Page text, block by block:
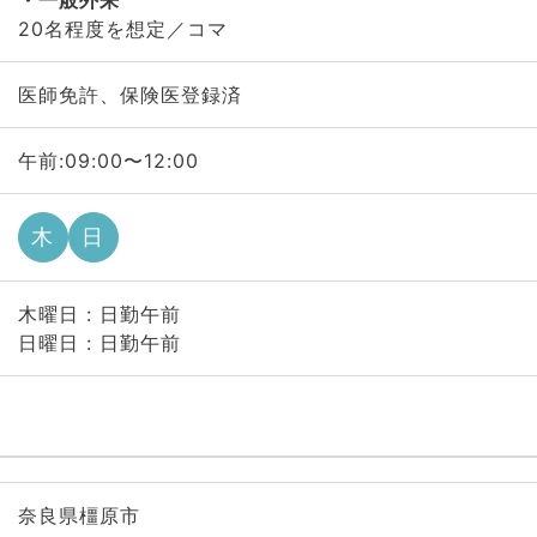
20名程度を想定／コマ
医師免許、保険医登録済
午前:09:00〜12:00
木 日
木曜日 : 日勤午前
日曜日 : 日勤午前
奈良県橿原市